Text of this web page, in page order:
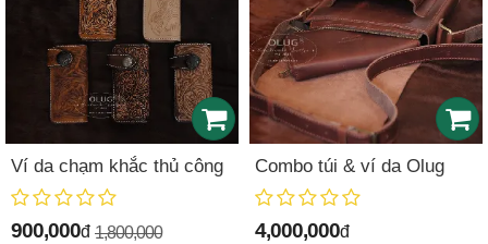
Ví da chạm khắc thủ công
900,000đ 1,800,000
Combo túi & ví da Olug
4,000,000đ